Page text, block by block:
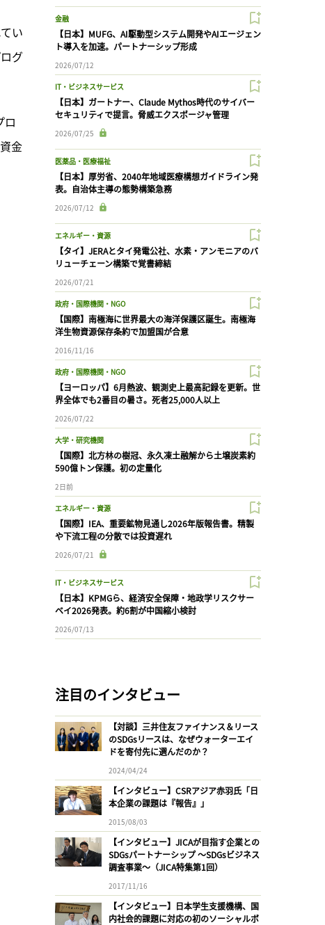
い
グ
ロ
金
金融
【日本】MUFG、AI駆動型システム開発やAIエージェン
ト導入を加速。パートナーシップ形成
2026/07/12
IT・ビジネスサービス
【日本】ガートナー、Claude Mythos時代のサイバー
セキュリティで提言。脅威エクスポージャ管理
2026/07/25
医薬品・医療福祉
【日本】厚労省、2040年地域医療構想ガイドライン発
表。自治体主導の態勢構築急務
2026/07/12
エネルギー・資源
【タイ】JERAとタイ発電公社、水素・アンモニアのバ
リューチェーン構築で覚書締結
2026/07/21
政府・国際機関・NGO
【国際】南極海に世界最大の海洋保護区誕生。南極海
洋生物資源保存条約で加盟国が合意
2016/11/16
政府・国際機関・NGO
【ヨーロッパ】6月熱波、観測史上最高記録を更新。世
界全体でも2番目の暑さ。死者25,000人以上
2026/07/22
大学・研究機関
【国際】北方林の樹冠、永久凍土融解から土壌炭素約
590億トン保護。初の定量化
2日前
エネルギー・資源
【国際】IEA、重要鉱物見通し2026年版報告書。精製
や下流工程の分散では投資遅れ
2026/07/21
IT・ビジネスサービス
【日本】KPMGら、経済安全保障・地政学リスクサー
ベイ2026発表。約6割が中国縮小検討
2026/07/13
注目のインタビュー
【対談】三井住友ファイナンス＆リース
のSDGsリースは、なぜウォーターエイ
ドを寄付先に選んだのか？
2024/04/24
【インタビュー】CSRアジア赤羽氏「日
本企業の課題は『報告』」
2015/08/03
【インタビュー】JICAが目指す企業との
SDGsパートナーシップ 〜SDGsビジネス
調査事業〜（JICA特集第1回）
2017/11/16
【インタビュー】日本学生支援機構、国
内社会的課題に対応の初のソーシャルボ